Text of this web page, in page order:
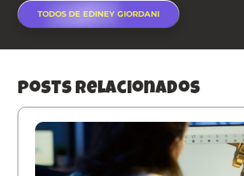
TODOS DE EDINEY GIORDANI
posts relacionados